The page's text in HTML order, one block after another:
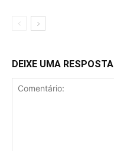
DEIXE UMA RESPOSTA